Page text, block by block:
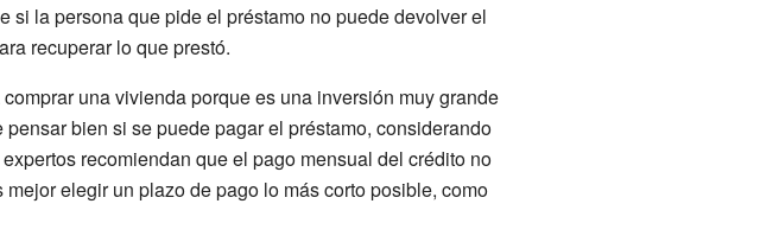
la persona que pide el préstamo no puede devolver el
recuperar lo que prestó.
una vivienda porque es una inversión muy grande
bien si se puede pagar el préstamo, considerando
recomiendan que el pago mensual del crédito no
elegir un plazo de pago lo más corto posible, como